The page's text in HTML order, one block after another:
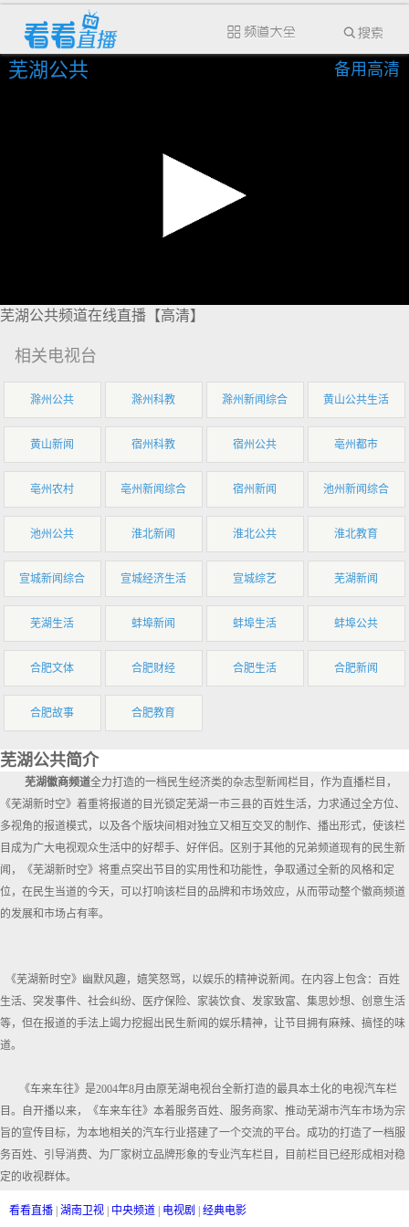
芜湖公共 备用高清
芜湖公共频道在线直播【高清】
相关电视台
滁州公共 滁州科教 滁州新闻综合 黄山公共生活
黄山新闻 宿州科教 宿州公共 亳州都市
亳州农村 亳州新闻综合 宿州新闻 池州新闻综合
池州公共 淮北新闻 淮北公共 淮北教育
宣城新闻综合 宣城经济生活 宣城综艺 芜湖新闻
芜湖生活 蚌埠新闻 蚌埠生活 蚌埠公共
合肥文体 合肥财经 合肥生活 合肥新闻
合肥故事 合肥教育
芜湖公共简介
芜湖徽商频道全力打造的一档民生经济类的杂志型新闻栏目，作为直播栏目，
《芜湖新时空》着重将报道的目光锁定芜湖一市三县的百姓生活，力求通过全方位、
多视角的报道模式，以及各个版块间相对独立又相互交叉的制作、播出形式，使该栏
目成为广大电视观众生活中的好帮手、好伴侣。区别于其他的兄弟频道现有的民生新
闻，《芜湖新时空》将重点突出节目的实用性和功能性，争取通过全新的风格和定
位，在民生当道的今天，可以打响该栏目的品牌和市场效应，从而带动整个徽商频道
的发展和市场占有率。
《芜湖新时空》幽默风趣，嬉笑怒骂，以娱乐的精神说新闻。在内容上包含：百姓
生活、突发事件、社会纠纷、医疗保险、家装饮食、发家致富、集思妙想、创意生活
等，但在报道的手法上竭力挖掘出民生新闻的娱乐精神，让节目拥有麻辣、搞怪的味
道。
《车来车往》是2004年8月由原芜湖电视台全新打造的最具本土化的电视汽车栏
目。自开播以来，《车来车往》本着服务百姓、服务商家、推动芜湖市汽车市场为宗
旨的宣传目标，为本地相关的汽车行业搭建了一个交流的平台。成功的打造了一档服
务百姓、引导消费、为厂家树立品牌形象的专业汽车栏目，目前栏目已经形成相对稳
定的收视群体。
看看直播 湖南卫视 中央频道 电视剧 经典电影